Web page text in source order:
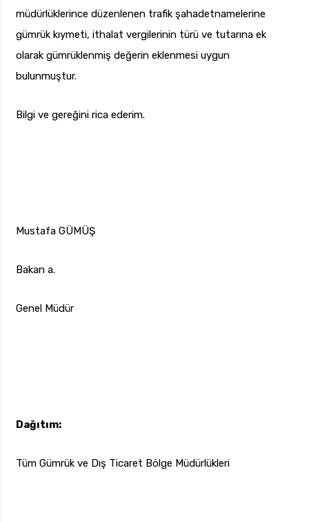
müdürlüklerince düzenlenen trafik şahadetnamelerine
gümrük kıymeti, ithalat vergilerinin türü ve tutarına ek
olarak gümrüklenmiş değerin eklenmesi uygun
bulunmuştur.
Bilgi ve gereğini rica ederim.
Mustafa GÜMÜŞ
Bakan a.
Genel Müdür
Dağıtım:
Tüm Gümrük ve Dış Ticaret Bölge Müdürlükleri